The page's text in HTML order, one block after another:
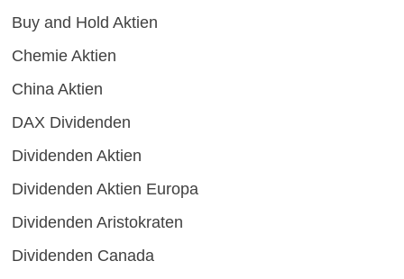
Buy and Hold Aktien
Chemie Aktien
China Aktien
DAX Dividenden
Dividenden Aktien
Dividenden Aktien Europa
Dividenden Aristokraten
Dividenden Canada